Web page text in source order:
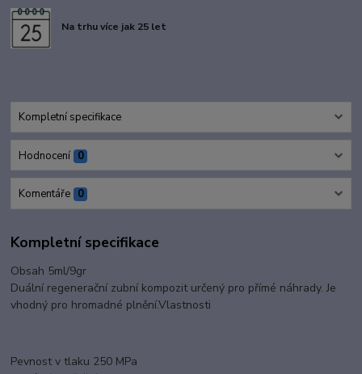
Na trhu více jak 25 let
Kompletní specifikace
Hodnocení 0
Komentáře 0
Kompletní specifikace
Obsah 5ml/9gr
Duální regenerační zubní kompozit určený pro přímé náhrady. Je
vhodný pro hromadné plnění.Vlastnosti
Pevnost v tlaku 250 MPa